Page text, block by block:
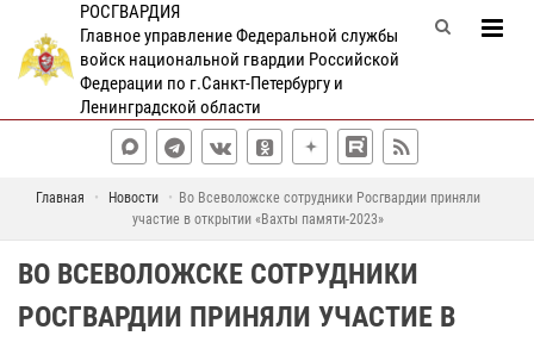
РОСГВАРДИЯ
Главное управление Федеральной службы
войск национальной гвардии Российской
Федерации по г.Санкт-Петербургу и
Ленинградской области
Главная Новости
Во Всеволожске сотрудники Росгвардии приняли
участие в открытии «Вахты памяти-2023»
ВО ВСЕВОЛОЖСКЕ СОТРУДНИКИ
РОСГВАРДИИ ПРИНЯЛИ УЧАСТИЕ В